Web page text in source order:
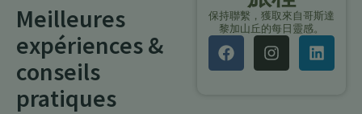
Meilleures
expériences &
conseils
pratiques
保持聯繫，獲取來自哥斯達
黎加山丘的每日靈感。